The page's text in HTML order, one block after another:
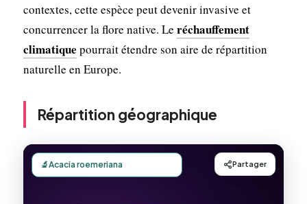
contextes, cette espèce peut devenir invasive et
concurrencer la flore native. Le réchauffement
climatique pourrait étendre son aire de répartition
naturelle en Europe.
Répartition géographique